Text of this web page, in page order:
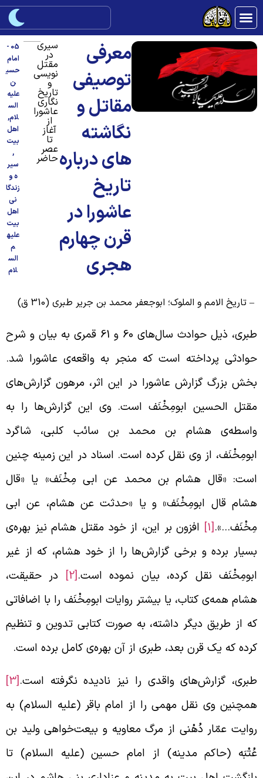
معرفی
توصیفی
مقاتل و
نگاشته
های درباره
تاریخ
عاشورا در
قرن چهارم
هجری
سیری
مقتل
نویسی
تاریخ
نگاری
عاشورا
آغاز
عصر
حاضر
05 -
امام
حسی
علیه
الس
لام,
اهل
بیت
سیر
ه و
زندگا
اهل
بیت
علیه
الس
لام
تاریخ الامم و الملوک؛ ابوجعفر محمد بن جریر طبری (310 ق)
طبری، ذیل حوادث سال‌های 60 و 61 قمری به بیان و شرح
پرداخته است که منجر به واقعه‌ی عاشورا شد.
بزرگ گزارش عاشورا در این اثر، مرهون گزارش‌های
الحسین ابومِخْنَف است. وی این گزارش‌ها را به
هشام بن محمد بن سائب کلبی، شاگرد
از وی نقل کرده است. اسناد در این زمینه چنین
«قال هشام بن محمد عن ابی مِخْنَف» یا «قال
قال ابومِخْنَف» و یا «حدثت عن هشام، عن ابی
[1] افزون بر این، از خود مقتل هشام نیز بهره‌ی
برده و برخی گزارش‌ها را از خود هشام، که از غیر
نقل کرده، بیان نموده است.[2] در حقیقت،
همه‌ی کتاب، یا بیشتر روایات ابومِخْنَف را با اضافاتی
از طریق دیگر داشته، به صورت کتابی تدوین و تنظیم
که یک قرن بعد، طبری از آن بهره‌ی کامل برده است.
گزارش‌های واقدی را نیز نادیده نگرفته است.[3]
وی نقل مهمی را از امام باقر (علیه السلام) به
عمّار دُهْنی از مرگ معاویه و بیعت‌خواهی ولید بن
(حاکم مدینه) از امام حسین (علیه السلام) تا